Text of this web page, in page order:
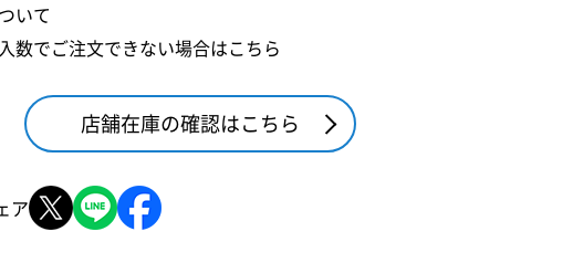
いて
数でご注文できない場合はこちら
店舗在庫の確認はこちら
ア